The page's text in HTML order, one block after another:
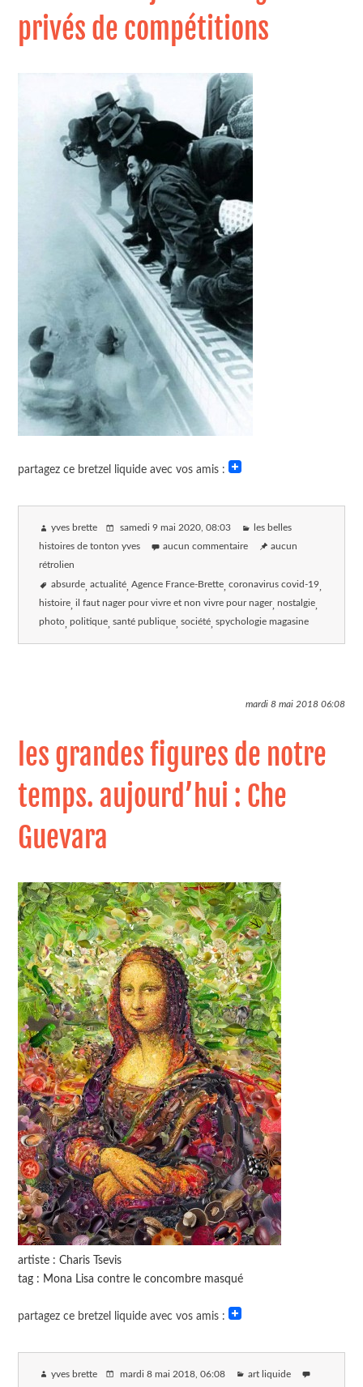
privés de compétitions
partagez ce bretzel liquide avec vos amis :
yves brette samedi 9 mai 2020, 08:03 les belles
histoires de tonton yves aucun commentaire aucun
rétrolien
absurde actualité Agence France-Brette coronavirus covid-19
histoire il faut nager pour vivre et non vivre pour nager nostalgie
photo politique santé publique société spychologie magasine
mardi 8 mai 201806:08
les grandes figures de notre
temps. aujourd’hui : Che
Guevara
artiste : Charis Tsevis
tag : Mona Lisa contre le concombre masqué
partagez ce bretzel liquide avec vos amis :
yves brette mardi 8 mai 2018 , 06:08 art liquide